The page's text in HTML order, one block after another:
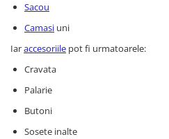
Sacou
Camasi uni
Iaraccesoriile pot fi urmatoarele:
Cravata
Palarie
Butoni
Sosete inalte